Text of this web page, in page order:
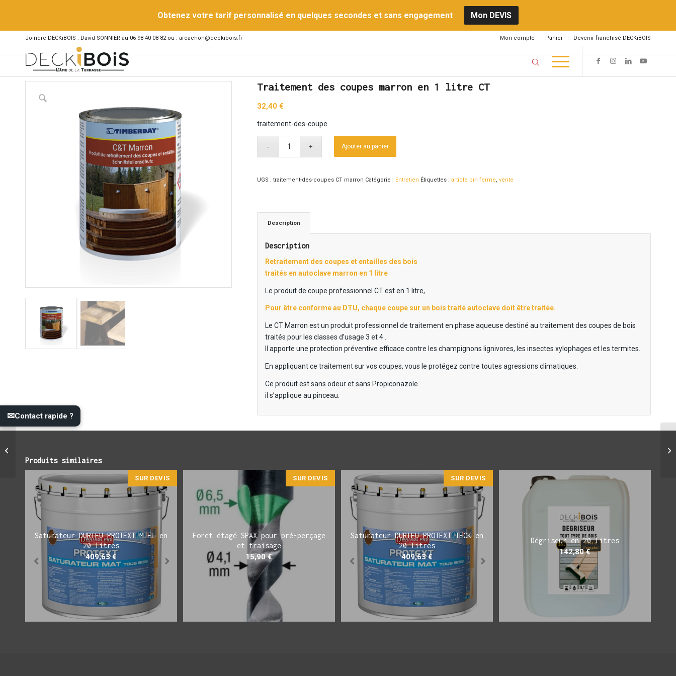
Obtenez votre tarif personnalisé en quelques secondes et sans engagement Mon DEVIS
Mon compte Panier Devenir franchisé DECKiBOIS
Joindre DECKiBOIS : David SONNIER au 06 98 40 08 82 ou : arcachon@deckibois.fr
Traitement des coupes marron en 1 litre CT
32,40 €
traitement-des-coupe…
Ajouter au panier
UGS : traitement-des-coupes CT marron Catégorie : Entretien Étiquettes : article pin ferme, vente
Description
Description
Retraitement des coupes et entailles des bois
traités en autoclave marron en 1 litre
Le produit de coupe professionnel CT est en 1 litre,
Pour être conforme au DTU, chaque coupe sur un bois traité autoclave doit être traitée.
Le CT Marron est un produit professionnel de traitement en phase aqueuse destiné au traitement des coupes de bois
traités pour les classes d’usage 3 et 4 .
Il apporte une protection préventive efficace contre les champignons lignivores, les insectes xylophages et les termites.
En appliquant ce traitement sur vos coupes, vous le protégez contre toutes agressions climatiques.
Ce produit est sans odeur et sans Propiconazole
il s’applique au pinceau.
Produits similaires
SUR DEVIS
Saturateur DURIEU PROTEXT MIEL en
20 litres
409,63€
SUR DEVIS
Foret étagé SPAX pour pré-perçage
et fraisage
15,90€
SUR DEVIS
Saturateur DURIEU PROTEXT TECK en
20 litres
409,63€
Dégriseur en 20 litres
142,80€
20 m²
✉Contact rapide ?